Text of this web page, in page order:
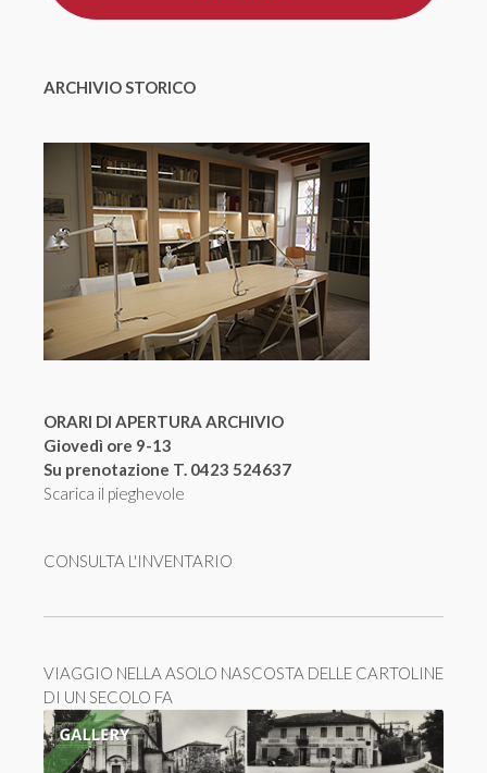
ARCHIVIO STORICO
ORARI DI APERTURA ARCHIVIO
Giovedì ore 9-13
Su prenotazione T. 0423 524637
Scarica il pieghevole
CONSULTA L'INVENTARIO
VIAGGIO NELLA ASOLO NASCOSTA DELLE CARTOLINE
DI UN SECOLO FA